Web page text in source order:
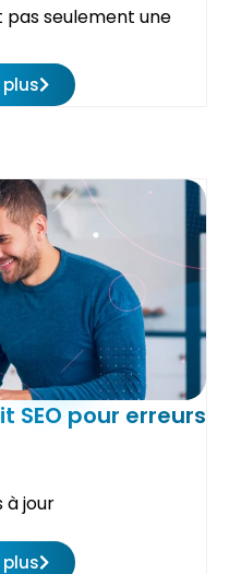
pas seulement une
plus
SEO pour erreurs
à jour
plus